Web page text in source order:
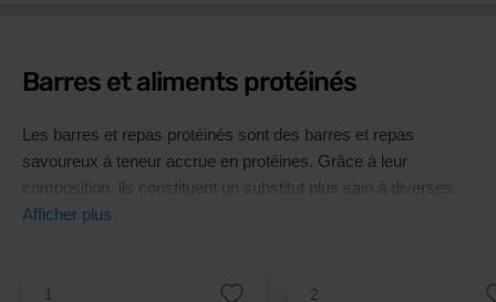
Barres et aliments protéinés
Les barres et repas protéinés sont des barres et repas
savoureux à teneur accrue en protéines. Grâce à leur
composition, ils constituent un substitut plus sain à diverses
sucreries et collations telles que les chips, les biscuits, les
Afficher plus
1. 2.